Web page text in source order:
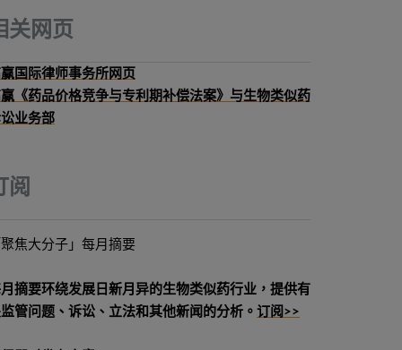
关网页
国际律师事务所网页
《药品价格竞争与专利期补偿法案》与生物类似药
业务部
阅
焦大分子」每月摘要
摘要环绕发展日新月异的生物类似药行业，提供有
管问题、诉讼、立法和其他新闻的分析。 订阅>>